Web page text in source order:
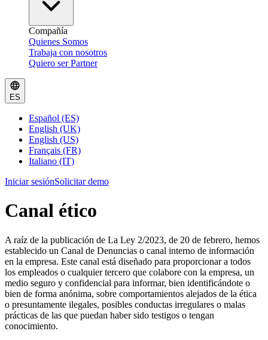
Compañía
Quienes Somos
Trabaja con nosotros
Quiero ser Partner
ES
Español (ES)
English (UK)
English (US)
Français (FR)
Italiano (IT)
Iniciar sesiónSolicitar demo
Canal ético
A raíz de la publicación de La Ley 2/2023, de 20 de febrero, hemos
establecido un Canal de Denuncias o canal interno de información
en la empresa. Este canal está diseñado para proporcionar a todos
los empleados o cualquier tercero que colabore con la empresa, un
medio seguro y confidencial para informar, bien identificándote o
bien de forma anónima, sobre comportamientos alejados de la ética
o presuntamente ilegales, posibles conductas irregulares o malas
prácticas de las que puedan haber sido testigos o tengan
conocimiento.